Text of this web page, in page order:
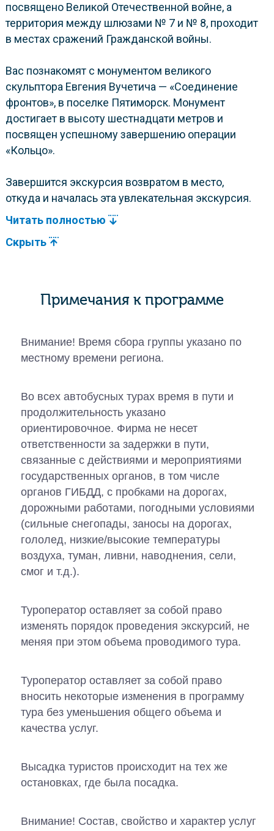
посвящено Великой Отечественной войне, а
территория между шлюзами № 7 и № 8, проходит
в местах сражений Гражданской войны.
Вас познакомят с монументом великого
скульптора Евгения Вучетича — «Соединение
фронтов», в поселке Пятиморск. Монумент
достигает в высоту шестнадцати метров и
посвящен успешному завершению операции
«Кольцо».
Завершится экскурсия возвратом в место,
откуда и началась эта увлекательная экскурсия.
Читать полностью
Скрыть
Примечания к программе
Внимание! Время сбора группы указано по
местному времени региона.
Во всех автобусных турах время в пути и
продолжительность указано
ориентировочное. Фирма не несет
ответственности за задержки в пути,
связанные с действиями и мероприятиями
государственных органов, в том числе
органов ГИБДД, с пробками на дорогах,
дорожными работами, погодными условиями
(сильные снегопады, заносы на дорогах,
гололед, низкие/высокие температуры
воздуха, туман, ливни, наводнения, сели,
смог и т.д.).
Туроператор оставляет за собой право
изменять порядок проведения экскурсий, не
меняя при этом объема проводимого тура.
Туроператор оставляет за собой право
вносить некоторые изменения в программу
тура без уменьшения общего объема и
качества услуг.
Высадка туристов происходит на тех же
остановках, где была посадка.
Внимание! Состав, свойство и характер услуг